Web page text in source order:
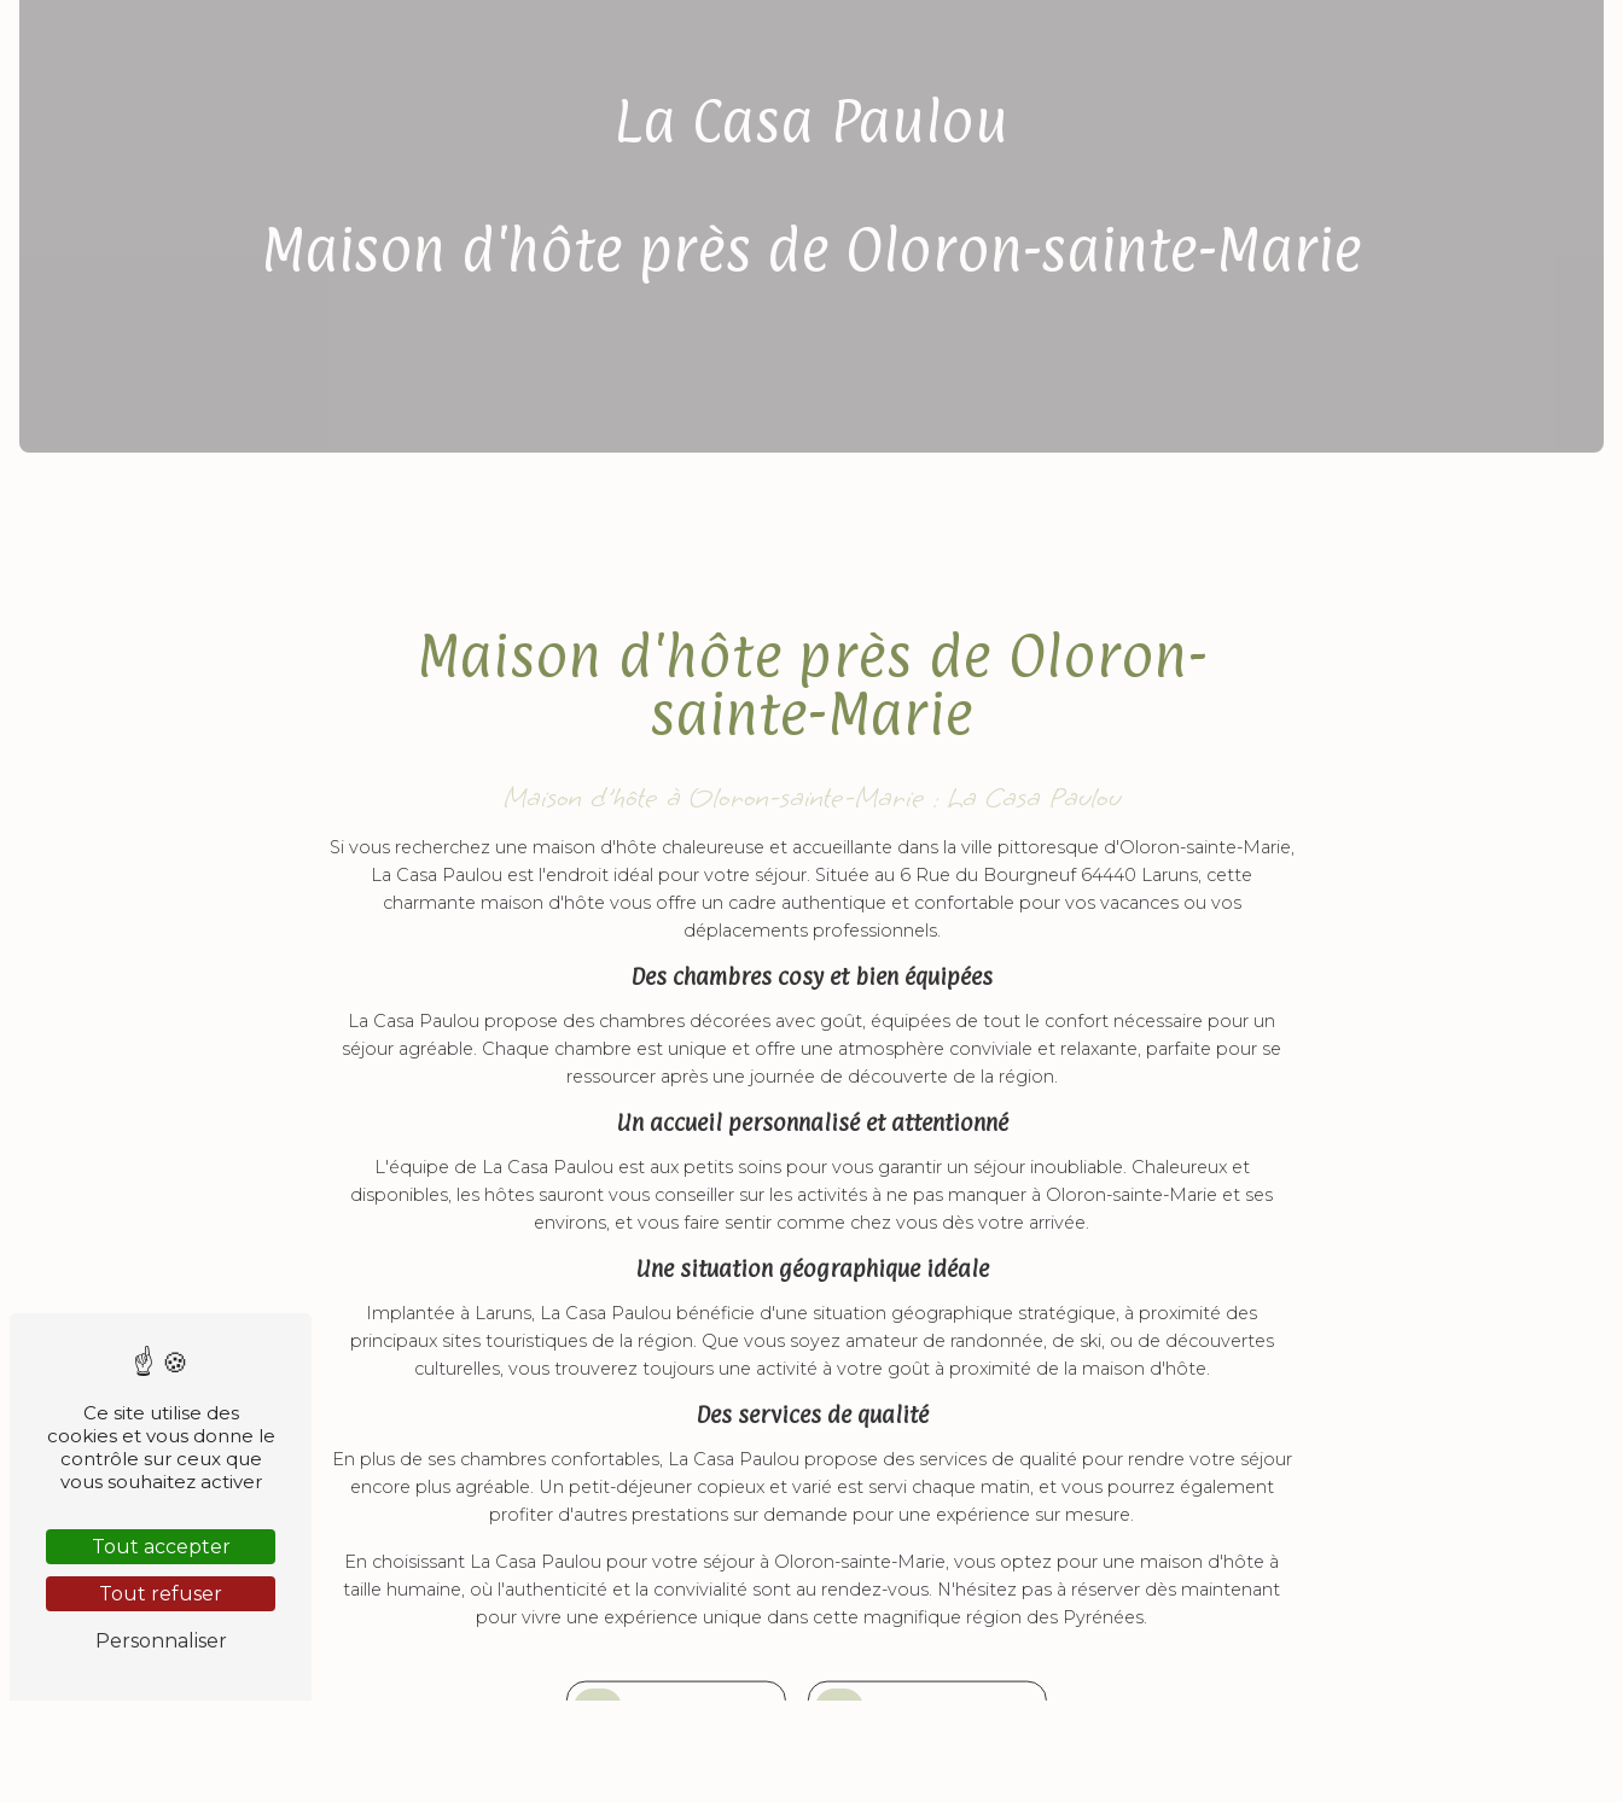
Maison d'hôte près de Oloron-sainte-Marie
La Casa Paulou
Maison d'hôte près de Oloron-
sainte-Marie
Maison d'hôte à Oloron-sainte-Marie : La Casa Paulou
Si vous recherchez une maison d'hôte chaleureuse et accueillante dans la ville pittoresque d'Oloron-sainte-Marie,
La Casa Paulou est l'endroit idéal pour votre séjour. Située au 6 Rue du Bourgneuf 64440 Laruns, cette
charmante maison d'hôte vous offre un cadre authentique et confortable pour vos vacances ou vos
déplacements professionnels.
Des chambres cosy et bien équipées
La Casa Paulou propose des chambres décorées avec goût, équipées de tout le confort nécessaire pour un
séjour agréable. Chaque chambre est unique et offre une atmosphère conviviale et relaxante, parfaite pour se
ressourcer après une journée de découverte de la région.
Un accueil personnalisé et attentionné
L'équipe de La Casa Paulou est aux petits soins pour vous garantir un séjour inoubliable. Chaleureux et
disponibles, les hôtes sauront vous conseiller sur les activités à ne pas manquer à Oloron-sainte-Marie et ses
environs, et vous faire sentir comme chez vous dès votre arrivée.
Une situation géographique idéale
Implantée à Laruns, La Casa Paulou bénéficie d'une situation géographique stratégique, à proximité des
principaux sites touristiques de la région. Que vous soyez amateur de randonnée, de ski, ou de découvertes
culturelles, vous trouverez toujours une activité à votre goût à proximité de la maison d'hôte.
Des services de qualité
En plus de ses chambres confortables, La Casa Paulou propose des services de qualité pour rendre votre séjour
encore plus agréable. Un petit-déjeuner copieux et varié est servi chaque matin, et vous pourrez également
profiter d'autres prestations sur demande pour une expérience sur mesure.
En choisissant La Casa Paulou pour votre séjour à Oloron-sainte-Marie, vous optez pour une maison d'hôte à
taille humaine, où l'authenticité et la convivialité sont au rendez-vous. N'hésitez pas à réserver dès maintenant
pour vivre une expérience unique dans cette magnifique région des Pyrénées.
Ce site utilise des
cookies et vous donne le
contrôle sur ceux que
vous souhaitez activer
Tout accepter
Tout refuser
Personnaliser